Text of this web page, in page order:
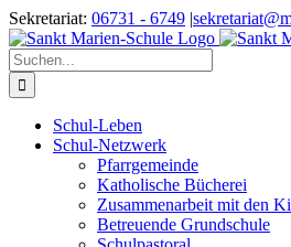
Zum
Inhalt
springen
Sekretariat: 06731 - 6749 |
Suche
nach:
Schul-Leben
Schul-Netzwerk
Pfarrgemeinde
Katholische Bücherei
Zusammenarbeit mit den
Betreuende Grundschule